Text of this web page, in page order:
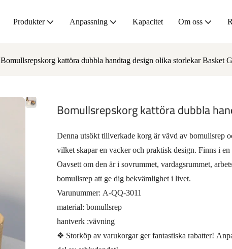
Produkter Anpassning Kapacitet Om oss
Bomullsrepskorg kattöra dubbla handtag design olika storlekar Basket
Bomullsrepskorg kattöra dubbla
Denna utsökt tillverkade korg är vävd av bomullsrep
vilket skapar en vacker och praktisk design. Finns i
Oavsett om den är i sovrummet, vardagsrummet,
bomullsrep att ge dig bekvämlighet i livet.
Varunummer: A-QQ-3011
material: bomullsrep
hantverk :vävning
❖ Storköp av varukorgar ger fantastiska rabatter!